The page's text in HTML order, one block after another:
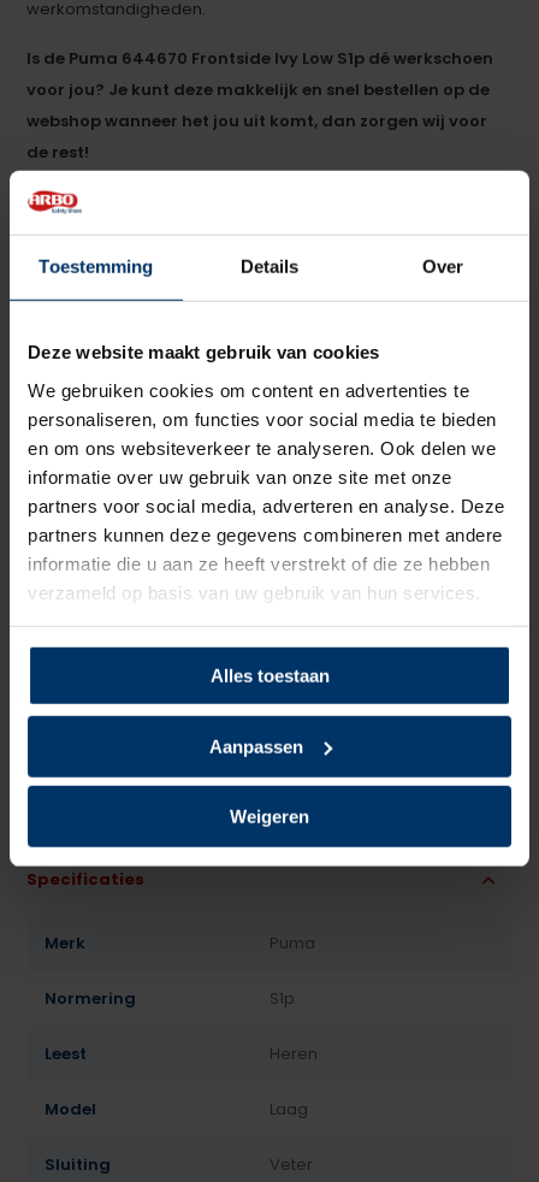
Toestemming Details Over
Deze website maakt gebruik van cookies
We gebruiken cookies om content en advertenties te
personaliseren, om functies voor social media te bieden
en om ons websiteverkeer te analyseren. Ook delen we
informatie over uw gebruik van onze site met onze
partners voor social media, adverteren en analyse. Deze
partners kunnen deze gegevens combineren met andere
informatie die u aan ze heeft verstrekt of die ze hebben
verzameld op basis van uw gebruik van hun services.
Alles toestaan
Aanpassen
Weigeren
werkomstandigheden.
Is de Puma 644670 Frontside Ivy Low S1p dé werkschoen
voor jou? Je kunt deze makkelijk en snel bestellen op de
webshop wanneer het jou uit komt, dan zorgen wij voor
de rest!
Wil je de schoenen toch even passen, dan kan dat in
onzeshowroom. Heb je nog vragen over de Puma
Frontside Blue Low of een van onze andere producten?
Dan kun je altijd contact opnemen met een van onze
Specificaties
Merk Puma
Normering S1p
Leest Heren
Model Laag
Sluiting Veter